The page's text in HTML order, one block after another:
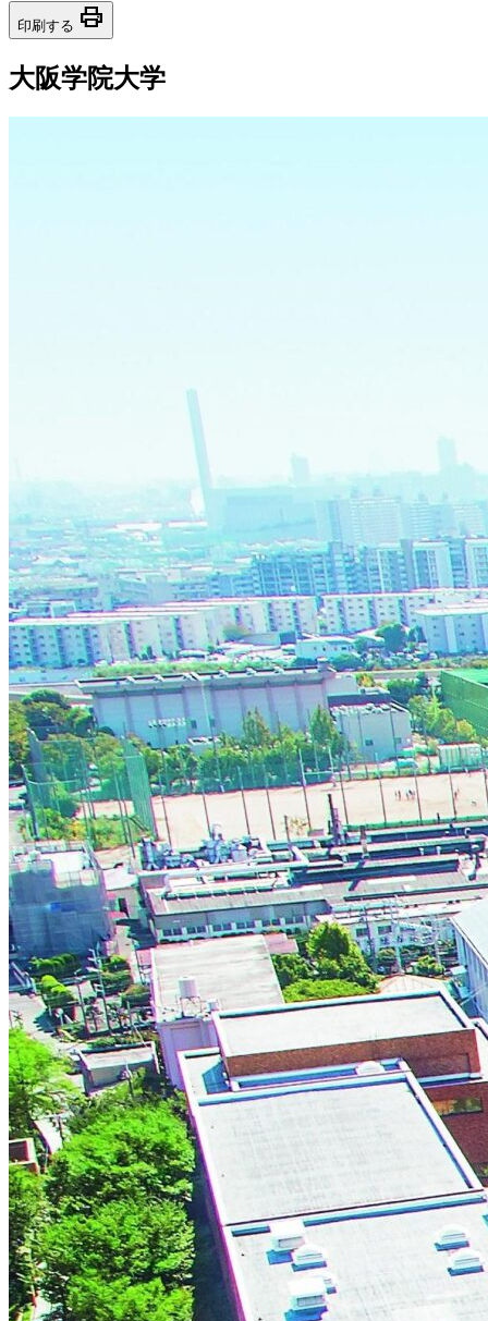
印刷する print
大阪学院大学